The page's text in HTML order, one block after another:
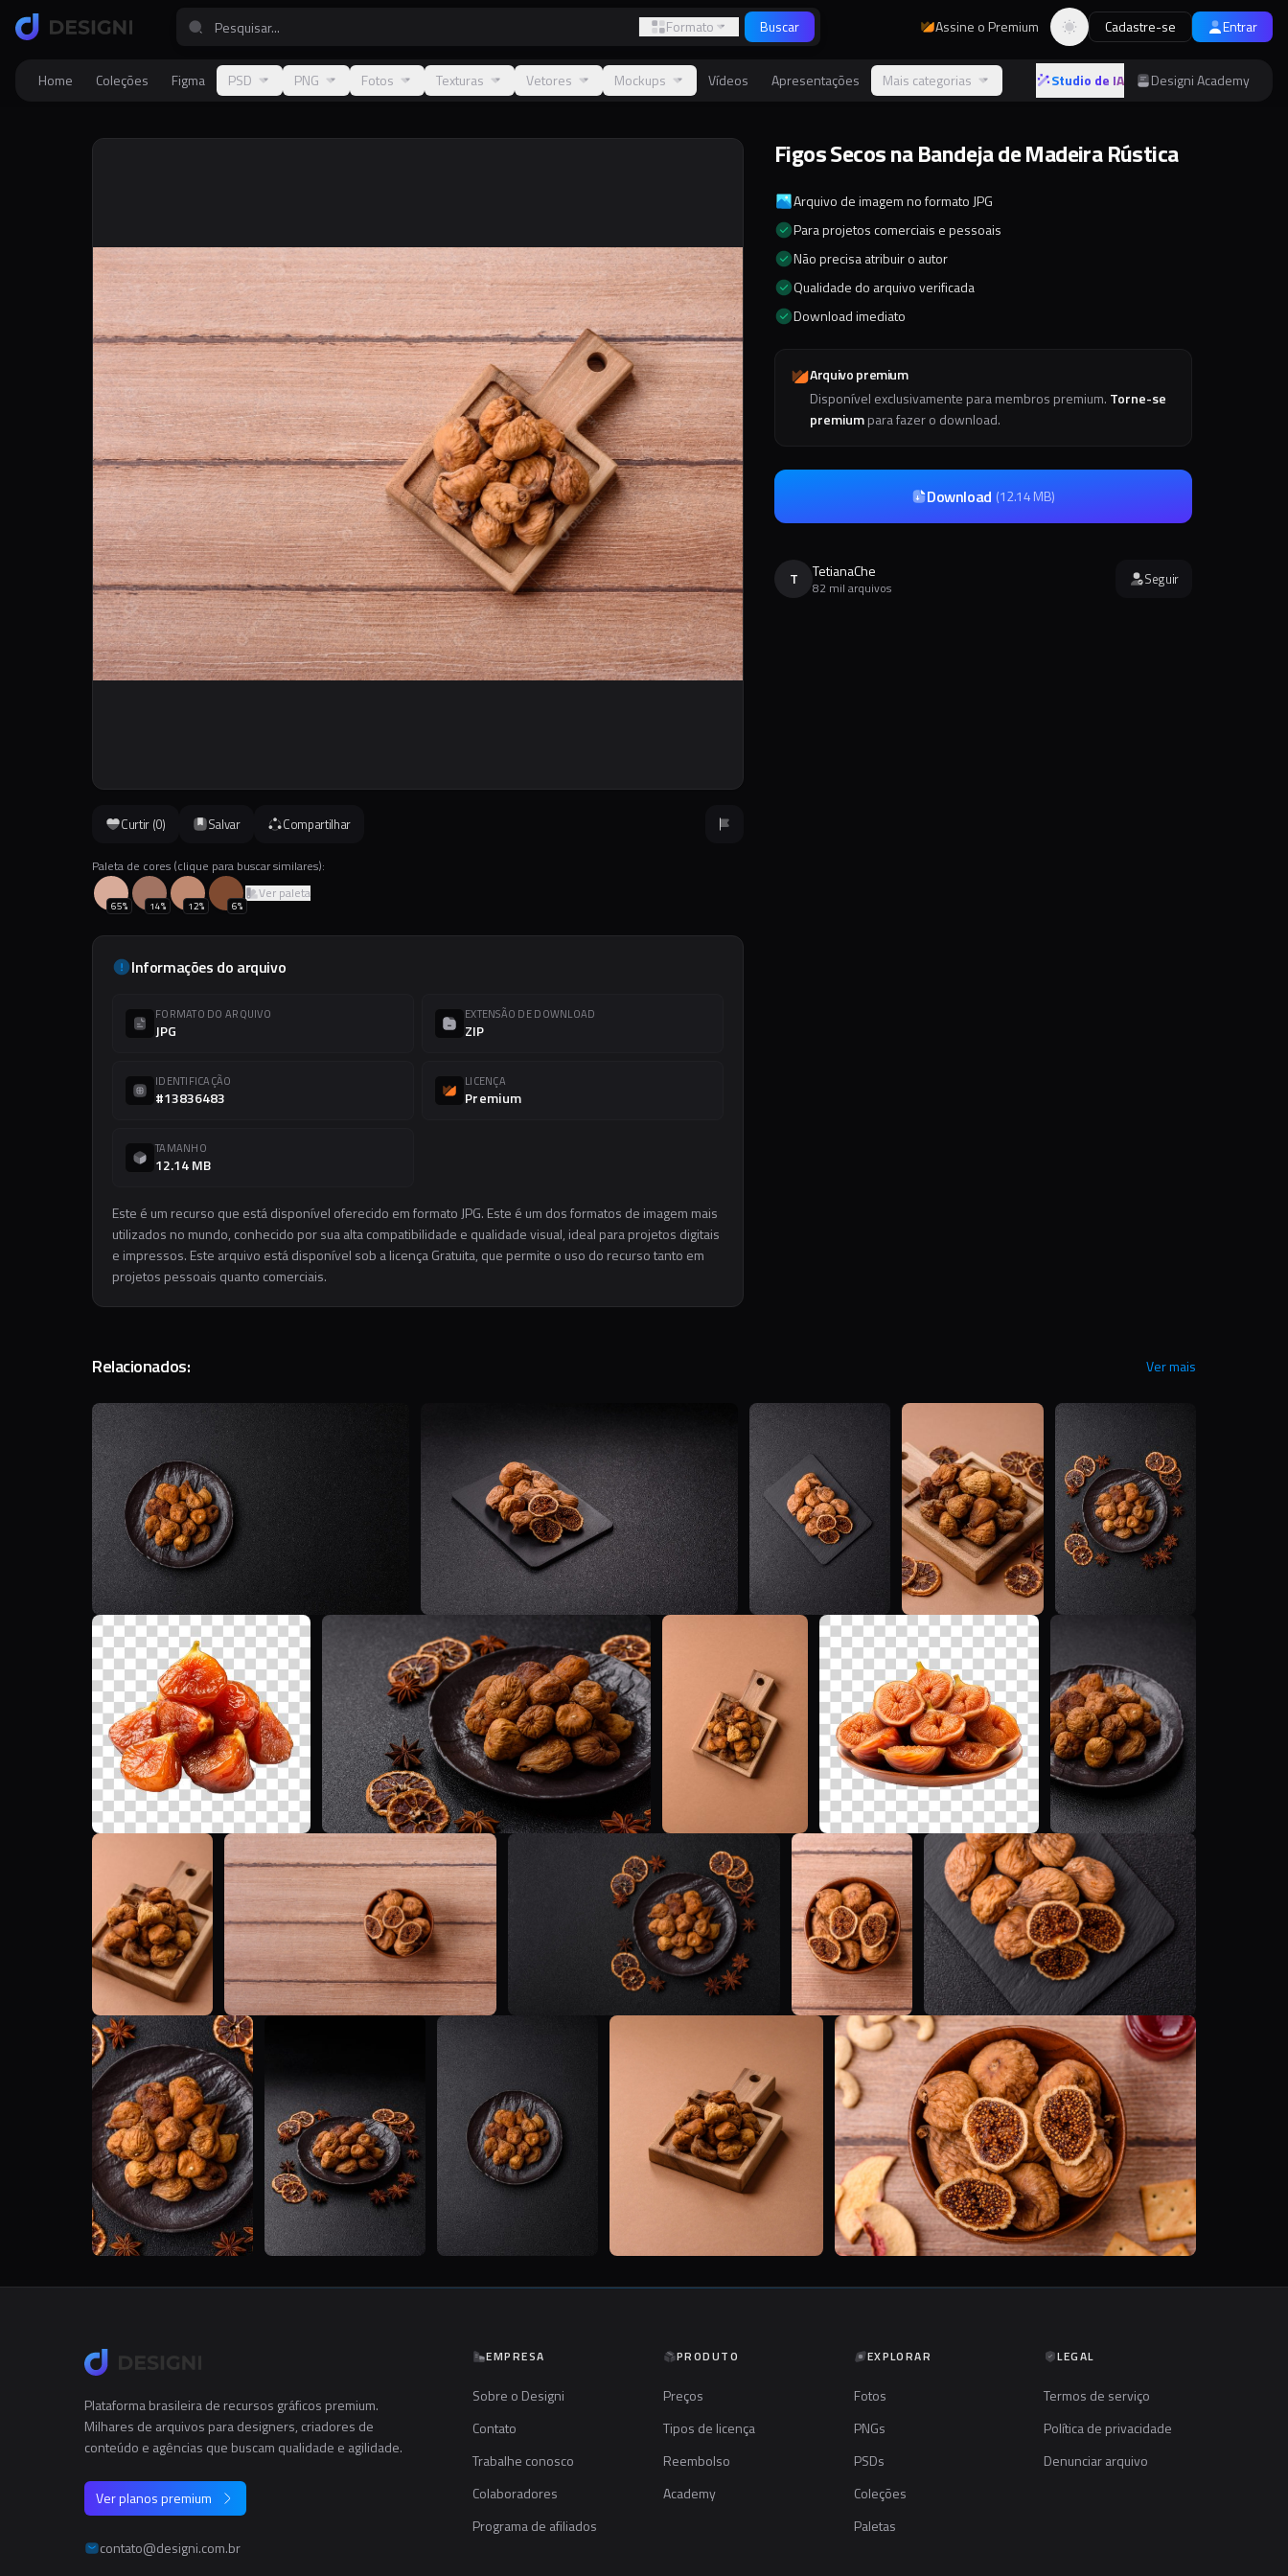
Formato Buscar Assine o Premium Alternar tema
Cadastre-se Entrar
Home Coleções Figma PSD PNG Fotos Texturas Vetores Mockups Vídeos Apresentações Mais categorias Studio de IA Designi Academy
Curtir (0) Salvar Compartilhar
Paleta de cores (clique para buscar similares):
65% 14% 12% 6%
Ver paleta
Informações do arquivo
FORMATO DO ARQUIVO
JPG
EXTENSÃO DE DOWNLOAD
ZIP
IDENTIFICAÇÃO
#13836483
LICENÇA
Premium
TAMANHO
12.14 MB
Este é um recurso que está disponível oferecido em formato JPG. Este é um dos formatos de imagem mais
utilizados no mundo, conhecido por sua alta compatibilidade e qualidade visual, ideal para projetos digitais
e impressos. Este arquivo está disponível sob a licença Gratuita, que permite o uso do recurso tanto em
projetos pessoais quanto comerciais.
Figos Secos na Bandeja de Madeira Rústica
Arquivo de imagem no formato JPG
Para projetos comerciais e pessoais
Não precisa atribuir o autor
Qualidade do arquivo verificada
Download imediato
Arquivo premium
Disponível exclusivamente para membros premium. Torne-se
premiumpara fazer o download.
Download (12.14 MB)
T TetianaChe
82 mil arquivos Seguir
Relacionados: Ver mais
A T A
T T T
T T
Plataforma brasileira de recursos gráficos premium.
Milhares de arquivos para designers, criadores de
conteúdo e agências que buscam qualidade e agilidade.
Ver planos premium
contato@designi.com.br
EMPRESA
Sobre o Designi
Contato
Trabalhe conosco
Colaboradores
Programa de afiliados
PRODUTO
Preços
Tipos de licença
Reembolso
Academy
EXPLORAR
Fotos
PNGs
PSDs
Coleções
Paletas
LEGAL
Termos de serviço
Política de privacidade
Denunciar arquivo